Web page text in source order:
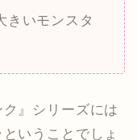
きいモンスタ
』シリーズには
いうことでしょ